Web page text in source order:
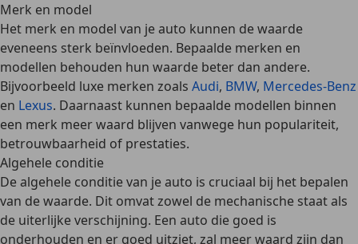
Merk en model
Het merk en model van je auto kunnen de waarde
eveneens sterk beïnvloeden. Bepaalde merken en
modellen behouden hun waarde beter dan andere.
Bijvoorbeeld luxe merken zoals Audi, BMW, Mercedes-Benz
en Lexus. Daarnaast kunnen bepaalde modellen binnen
een merk meer waard blijven vanwege hun populariteit,
betrouwbaarheid of prestaties.
Algehele conditie
De algehele conditie van je auto is cruciaal bij het bepalen
van de waarde. Dit omvatzowel de mechanische staat als
de uiterlijke verschijning. Een auto die goed is
onderhouden en er goed uitziet, zal meer waard zijn dan